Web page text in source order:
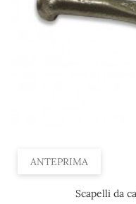
ANTEPRIMA
Scapelli da